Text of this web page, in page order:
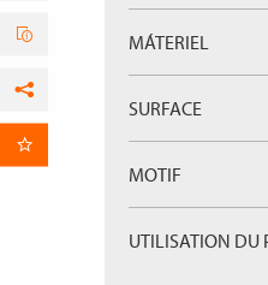
MÁTERIEL
SURFACE
MOTIF
UTILISATION DU
Facebook